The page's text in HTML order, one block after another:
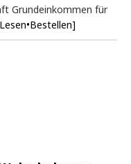
Grundeinkommen für